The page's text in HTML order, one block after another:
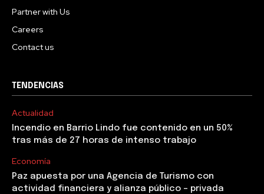
Partner with Us
Careers
Contact us
TENDENCIAS
Actualidad
Incendio en Barrio Lindo fue contenido en un 50%
tras más de 27 horas de intenso trabajo
Economía
Paz apuesta por una Agencia de Turismo con
actividad financiera y alianza público – privada